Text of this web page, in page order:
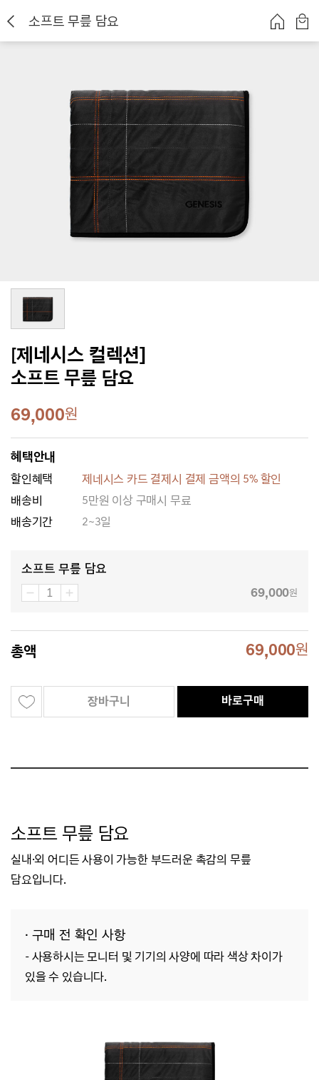
소프트 무릎 담요
[제네시스 컬렉션]
소프트 무릎 담요
69,000원
혜택안내
할인혜택
제네시스 카드 결제시 결제 금액의 5% 할인
배송비
5만원 이상 구매시 무료
배송기간
2~3일
소프트 무릎 담요
69,000원
총액 69,000원
장바구니 바로구매
소프트 무릎 담요
실내·외 어디든 사용이 가능한 부드러운 촉감의 무릎
담요입니다.
· 구매 전 확인 사항
- 사용하시는 모니터 및 기기의 사양에 따라 색상 차이가
있을 수 있습니다.